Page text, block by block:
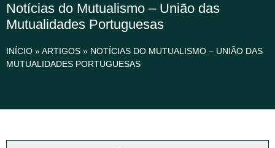
Notícias do Mutualismo – União das
Mutualidades Portuguesas
INÍCIO »ARTIGOS » NOTÍCIAS DO MUTUALISMO – UNIÃO DAS
MUTUALIDADES PORTUGUESAS